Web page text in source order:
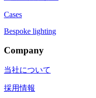
Cases
Bespoke lighting
Company
当社について
採用情報